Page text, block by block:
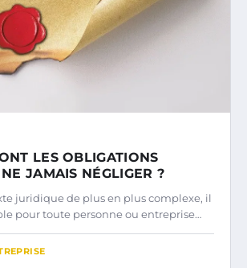
LES OBLIGATIONS
JAMAIS NÉGLIGER ?
juridique de plus en plus complexe, il
pour toute personne ou entreprise…